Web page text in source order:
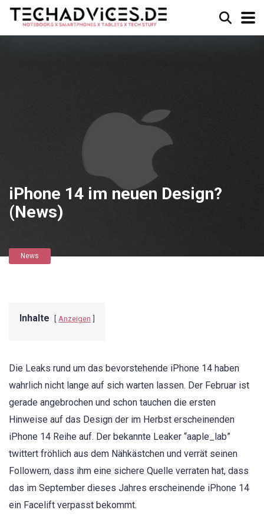
iPhone 14 im neuen Design?
(News)
News
Inhalte Anzeigen
Die Leaks rund um das bevorstehende iPhone 14 haben
wahrlich nicht lange auf sich warten lassen. Der Februar ist
gerade angebrochen und schon tauchen die ersten
Hinweise auf das Design der im Herbst erscheinenden
iPhone 14 Reihe auf. Der bekannte Leaker “aaple_lab”
twittert fröhlich aus dem Nähkästchen und verrät seinen
Followern, dass ihm eine sichere Quelle verraten hat, dass
das im September dieses Jahres erscheinende iPhone 14
ein Facelift verpasst bekommt.